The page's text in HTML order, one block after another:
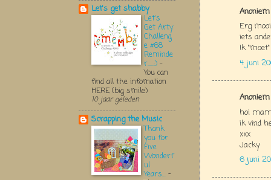
Erg
iets
Ik
4 juni
hoi
ik vind
xxx
Jacky
6 juni
Let's get shabby
Let's
Get Arty
Challeng
e #68
Reminde
r.....:) -
You can
find all the infomation
HERE (big smile)
10 jaar geleden
Scrapping the Music
Thank
you for
Five
Wonderf
ul
Years... -